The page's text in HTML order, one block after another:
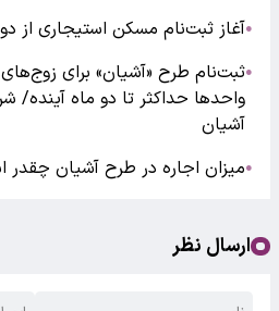
●آغاز ثبت‌نام مسکن استیجاری از دوشنبه 18 خرداد
●ثبت‌نام طرح «آشیان» برای
واحدها حداکثر تا دو ماه آینده/
آشیان
●میزان اجاره در طرح آشیان
ارسال نظر